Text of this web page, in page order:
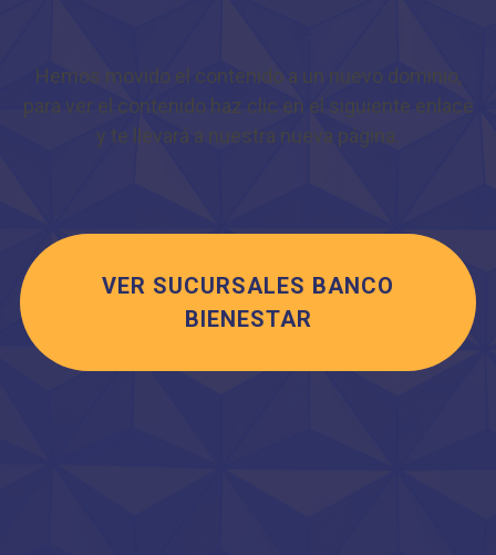
Hemos movido el contenido a un nuevo dominio,
para ver el contenido haz clic en el siguiente enlace
y te llevará a nuestra nueva página.
VER SUCURSALES BANCO
BIENESTAR